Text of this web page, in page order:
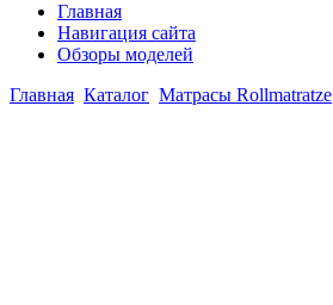
Главная
Навигация сайта
Обзоры моделей
Главная Каталог Матрасы Rollmatratze